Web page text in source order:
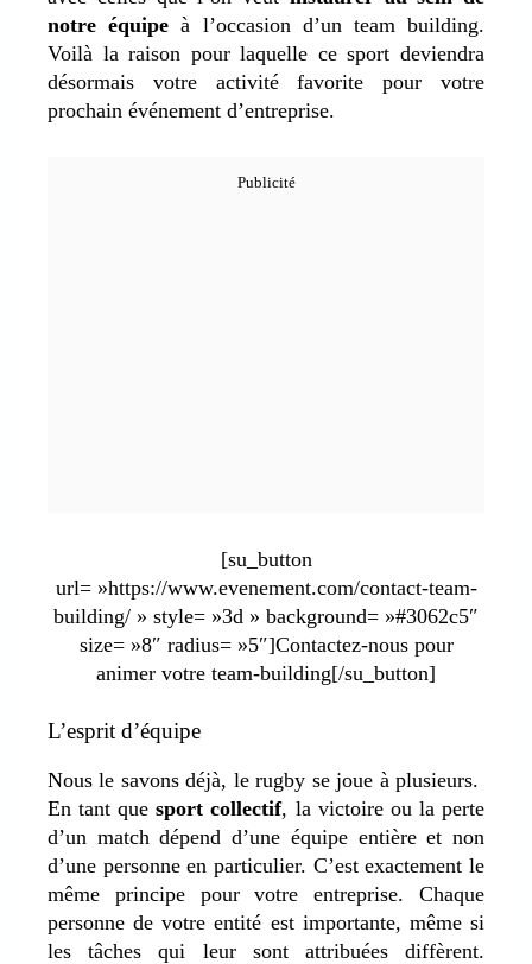
notre équipe à l’occasion d’un team building.
Voilà la raison pour laquelle ce sport deviendra
désormais votre activité favorite pour votre
prochain événement d’entreprise.
[su_button
url= »https://www.evenement.com/contact-team-
building/ » style= »3d » background= »#3062c5″
size= »8″ radius= »5″]Contactez-nous pour
animer votre team-building[/su_button]
L’esprit d’équipe
Nous le savons déjà, le rugby se joue à plusieurs.
En tant quesport collectif, la victoire ou la perte
d’un match dépend d’une équipe entière et non
d’une personne en particulier. C’est exactement le
même principe pour votre entreprise. Chaque
personne de votre entité est importante, même si
les tâches qui leur sont attribuées diffèrent.